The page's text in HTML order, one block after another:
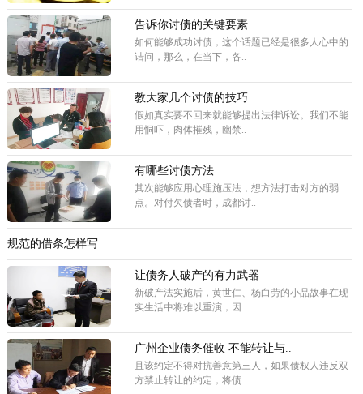
告诉你讨债的关键要素
如何能够成功讨债，这个话题已经是很多人心中的
诘问，那么，在当下，各..
教大家几个讨债的技巧
假如真实要不回来就能够提出法律诉讼。我们不能
用恫吓，肉体摧残，幽禁..
有哪些讨债方法
其次能够应用心理施压法，想方法打击对方的弱
点。对付欠债者时，成都讨..
规范的借条怎样写
让债务人破产的有力武器
新破产法实施后，黄世仁、杨白劳的小品故事在现
实生活中将难以重演，因..
广州企业债务催收 不能转让与..
且该约定不得对抗善意第三人，如果债权人违反双
方禁止转让的约定，将债..